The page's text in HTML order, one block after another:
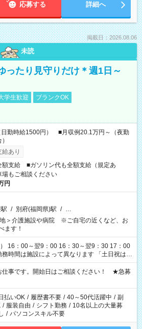
応募する 詳細へ
掲載日：2026.08.06
未読
ったり見守りだけ＊週1日～
学生歓迎
ブランクOK
日勤時給1500円） ■月収例20.1万円～（夜勤
あり
額支給 ■ガソリン代も全額支給（規定あ
もご相談ください
円
/ 別府(福岡県)駅 / …
地＞介護施設や病院 ※ご自宅の近くなど、お
ます！
16：00～翌9：00 16：30～翌9：30 17：00
は施設によって異なります 「土日祝は休
り稼ぎたい」 「もう少し遅い時間から始めた
ったお仕事をご案内いたします。 ※未経験
2ヶ月間は日中での仕事を経験いただき、 お
ります。 ★家庭の都合でお休みが
なくご相談ください。
仕事です。開始日はご相談ください！ ★急募
払いOK / 履歴書不要 / 40～50代活躍中 / 副
/ 服装自由 / シフト勤務 / 10名以上の大量募
/ パソコンスキル不要